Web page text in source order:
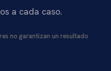
a cada caso.
no garantizan un resultado